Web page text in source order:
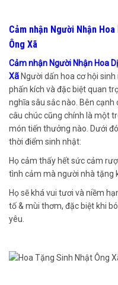
Cảm nhận Người Nhận
Ông Xã
Cảm nhận Người Nhận Hoa
XãNgười dấn hoa cơ hội
phấn kích và đặc biệt quan
nghĩa sâu sắc nào. Bên cạnh
câu chúc cũng chính là một
món tiến thưởng nào. Dưới
thời điểm sinh nhật:
Họ cảm thấy hết sức cảm
tình cảm mà người nhà tặng
Họ sẽ khá vui tươi và niềm
tố & mùi thơm, đặc biệt khi
yêu.